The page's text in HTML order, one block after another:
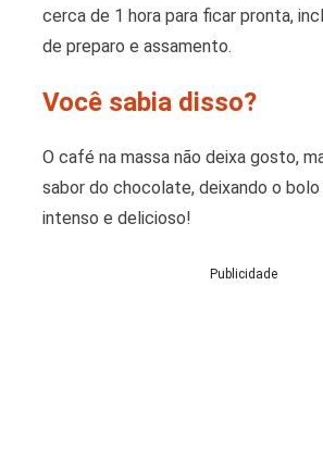
cerca de 1 hora para ficar pronta,
de preparo e assamento.
Você sabia disso?
O café na massa não deixa gosto,
sabor do chocolate, deixando o bolo
intenso e delicioso!
Publicidade